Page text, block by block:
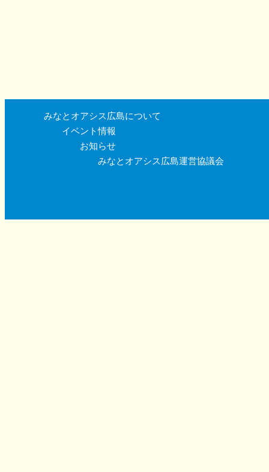
みなとオアシス広島について
イベント情報
お知らせ
みなとオアシス広島運営協議会